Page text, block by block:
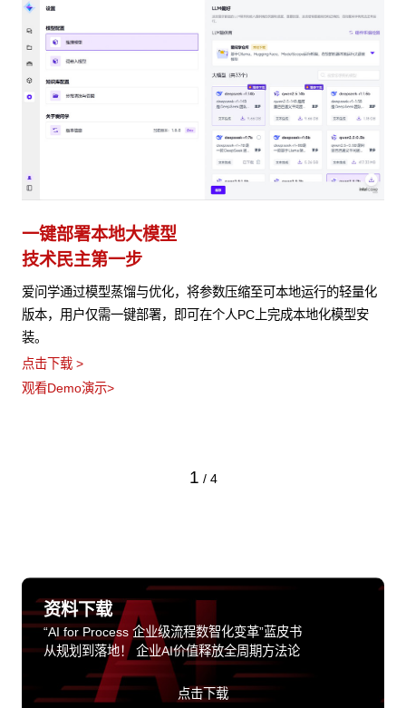
一键部署本地大模型
技术民主第一步
爱问学通过模型蒸馏与优化，将参数压缩至可本地运行的轻量化
版本，用户仅需一键部署，即可在个人PC上完成本地化模型安
装。
点击下载 >
观看Demo演示>
1 / 4
资料下载
“AI for Process 企业级流程数智化变革”蓝皮书
从规划到落地！ 企业AI价值释放全周期方法论
点击下载